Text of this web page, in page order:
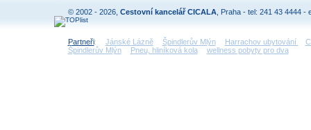
© 2002 - 2026, Cestovní kancelář CICALA , Praha - tel: 241 43 4444 -
Partneři: Jánské Lázně Špindlerův Mlýn Harrachov ubytování
Špindlerův Mlýn
Pneu, hliníková kola wellness pobyty pro dva